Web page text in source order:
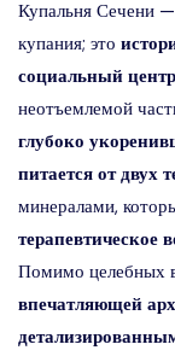
Купальня Сечени
купания; это
социальный центр
неотъемлемой
глубоко
питается от двух
минералами,
терапевтическое
Помимо целебных
впечатляющей